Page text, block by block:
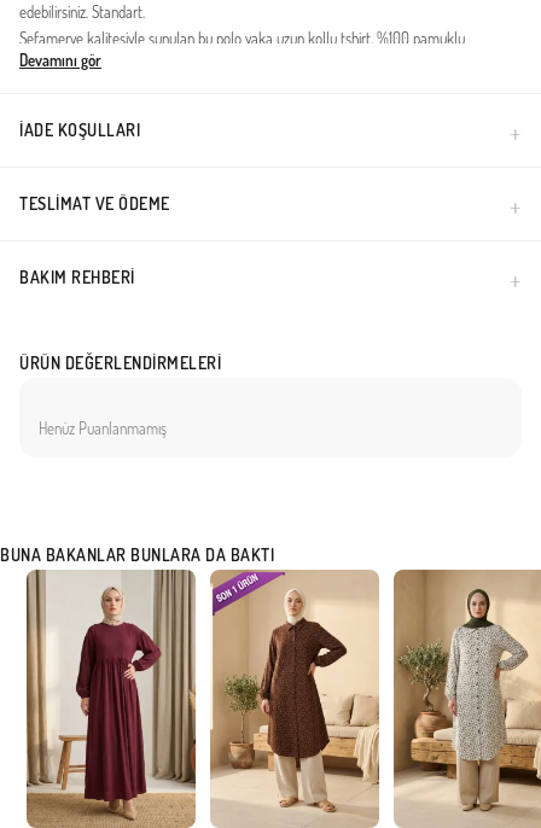
edebilirsiniz. Standart.
Sefamerve kalitesiyle sunulan bu polo yaka uzun kollu tshirt, %100 pamuklu
dokusuyla gün boyu konfor ve nefes alabilirlik sağlar. Klasik polo yaka detayı, günlük
kurtarıcı bir parça olmasını sağlar. Jean pantolonlar veya chino pantolonlarla
mükemmel uyum yakalayan bu model, dolabınızın en temel ve zamansız parçası
Türkiye'de üretilmiştir.
Devamını gör
İADE KOŞULLARI
TESLIMAT VE ÖDEME
BAKIM REHBERI
ÜRÜN DEĞERLENDIRMELERI
Henüz Puanlanmamış
BUNA BAKANLAR BUNLARA DA BAKTI